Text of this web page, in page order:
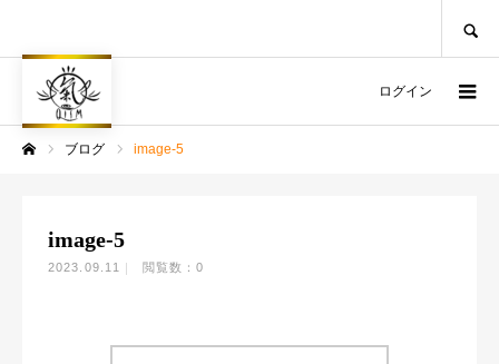
ログイン
ブログ image-5
image-5
2023.09.11 閲覧数：0